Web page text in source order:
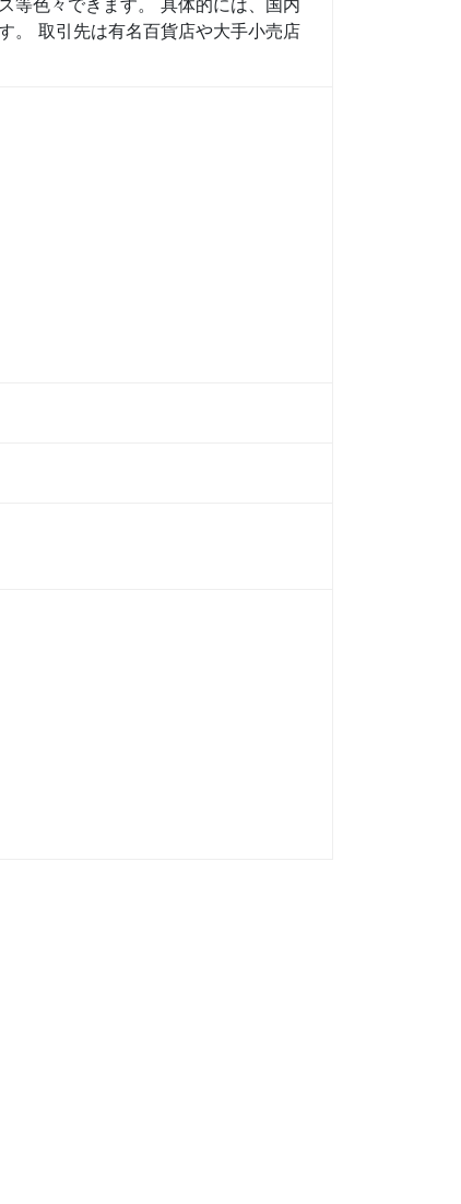
等色々できます。 具体的には、国内
。 取引先は有名百貨店や大手小売店